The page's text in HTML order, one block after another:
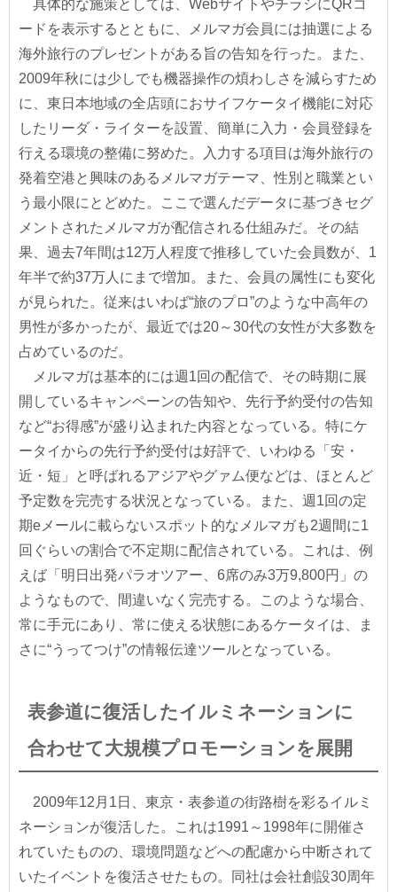
具体的な施策としては、WebサイトやチラシにQRコ
ードを表示するとともに、メルマガ会員には抽選による
海外旅行のプレゼントがある旨の告知を行った。また、
2009年秋には少しでも機器操作の煩わしさを減らすため
に、東日本地域の全店頭におサイフケータイ機能に対応
したリーダ・ライターを設置、簡単に入力・会員登録を
行える環境の整備に努めた。入力する項目は海外旅行の
発着空港と興味のあるメルマガテーマ、性別と職業とい
う最小限にとどめた。ここで選んだデータに基づきセグ
メントされたメルマガが配信される仕組みだ。その結
果、過去7年間は12万人程度で推移していた会員数が、1
年半で約37万人にまで増加。また、会員の属性にも変化
が見られた。従来はいわば“旅のプロ”のような中高年の
男性が多かったが、最近では20～30代の女性が大多数を
占めているのだ。
メルマガは基本的には週1回の配信で、その時期に展
開しているキャンペーンの告知や、先行予約受付の告知
など“お得感”が盛り込まれた内容となっている。特にケ
ータイからの先行予約受付は好評で、いわゆる「安・
近・短」と呼ばれるアジアやグァム便などは、ほとんど
予定数を完売する状況となっている。また、週1回の定
期eメールに載らないスポット的なメルマガも2週間に1
回ぐらいの割合で不定期に配信されている。これは、例
えば「明日出発パラオツアー、6席のみ3万9,800円」の
ようなもので、間違いなく完売する。このような場合、
常に手元にあり、常に使える状態にあるケータイは、ま
さに“うってつけ”の情報伝達ツールとなっている。
表参道に復活したイルミネーションに
合わせて大規模プロモーションを展開
2009年12月1日、東京・表参道の街路樹を彩るイルミ
ネーションが復活した。これは1991～1998年に開催さ
れていたものの、環境問題などへの配慮から中断されて
いたイベントを復活させたもの。同社は会社創設30周年